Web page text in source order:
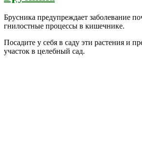
Брусника предупреждает заболевание
гнилостные процессы в кишечнике.
Посадите у себя в саду эти растения и
участок в целебный сад.